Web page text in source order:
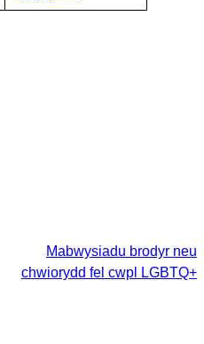
Mabwysiadu brodyr neu
chwiorydd fel cwpl LGBTQ+